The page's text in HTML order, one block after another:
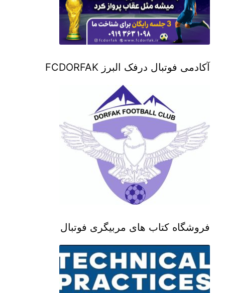
آکادمی فوتبال درفک البرز FCDORFAK
فروشگاه کتاب های مربیگری فوتبال